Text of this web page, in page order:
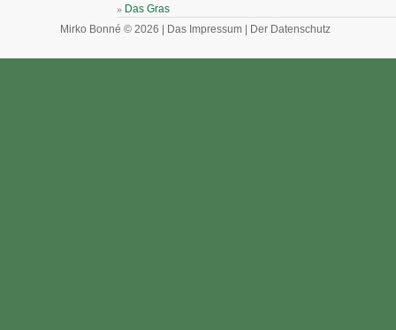
» Das Gras
Mirko Bonné © 2026 |
Das Impressum Der Datenschutz